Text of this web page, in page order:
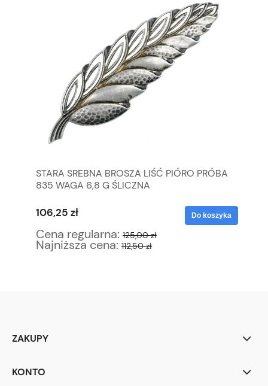
STARA SREBNA BROSZA LIŚĆ PIÓRO PRÓBA
835 WAGA 6,8 G ŚLICZNA
106,25 zł
Cena regularna: 125,00 zł
Najniższa cena: 112,50 zł
Do koszyka
ZAKUPY
KONTO